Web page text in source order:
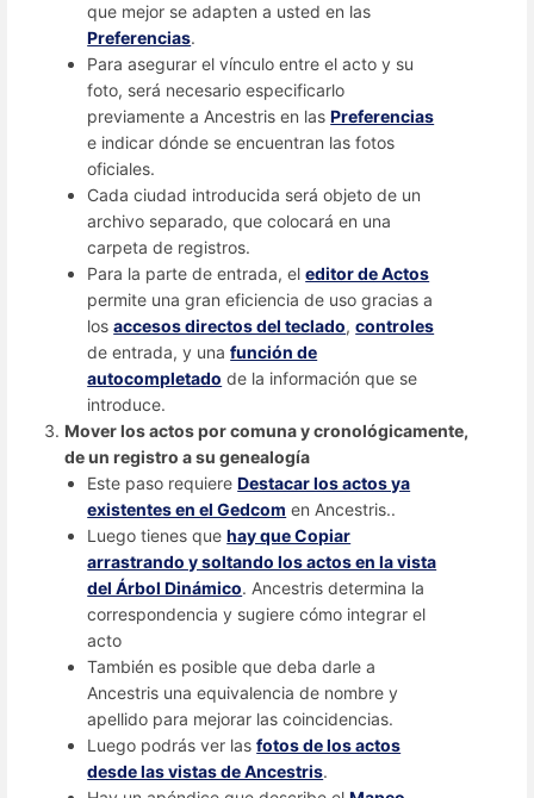
que mejor se adapten a usted en las
Preferencias.
Para asegurar el vínculo entre el acto y su
foto, será necesario especificarlo
previamente a Ancestris en lasPreferencias
e indicar dónde se encuentran las fotos
oficiales.
Cada ciudad introducida será objeto de un
archivo separado, que colocará en una
carpeta de registros.
Para la parte de entrada, eleditor de Actos
permite una gran eficiencia de uso gracias a
losaccesos directos del teclado,controles
de entrada, y unafunción de
autocompletado de la información que se
introduce.
Mover los actos por comuna y cronológicamente,
de un registro a su genealogía
Este paso requiereDestacar los actos ya
existentes en el Gedcom en Ancestris..
Luego tienes quehay que Copiar
arrastrando y soltando los actos en la vista
del Árbol Dinámico. Ancestris determina la
correspondencia y sugiere cómo integrar el
acto
También es posible que deba darle a
Ancestris una equivalencia de nombre y
apellido para mejorar las coincidencias.
Luego podrás ver lasfotos de los actos
desde las vistas de Ancestris.